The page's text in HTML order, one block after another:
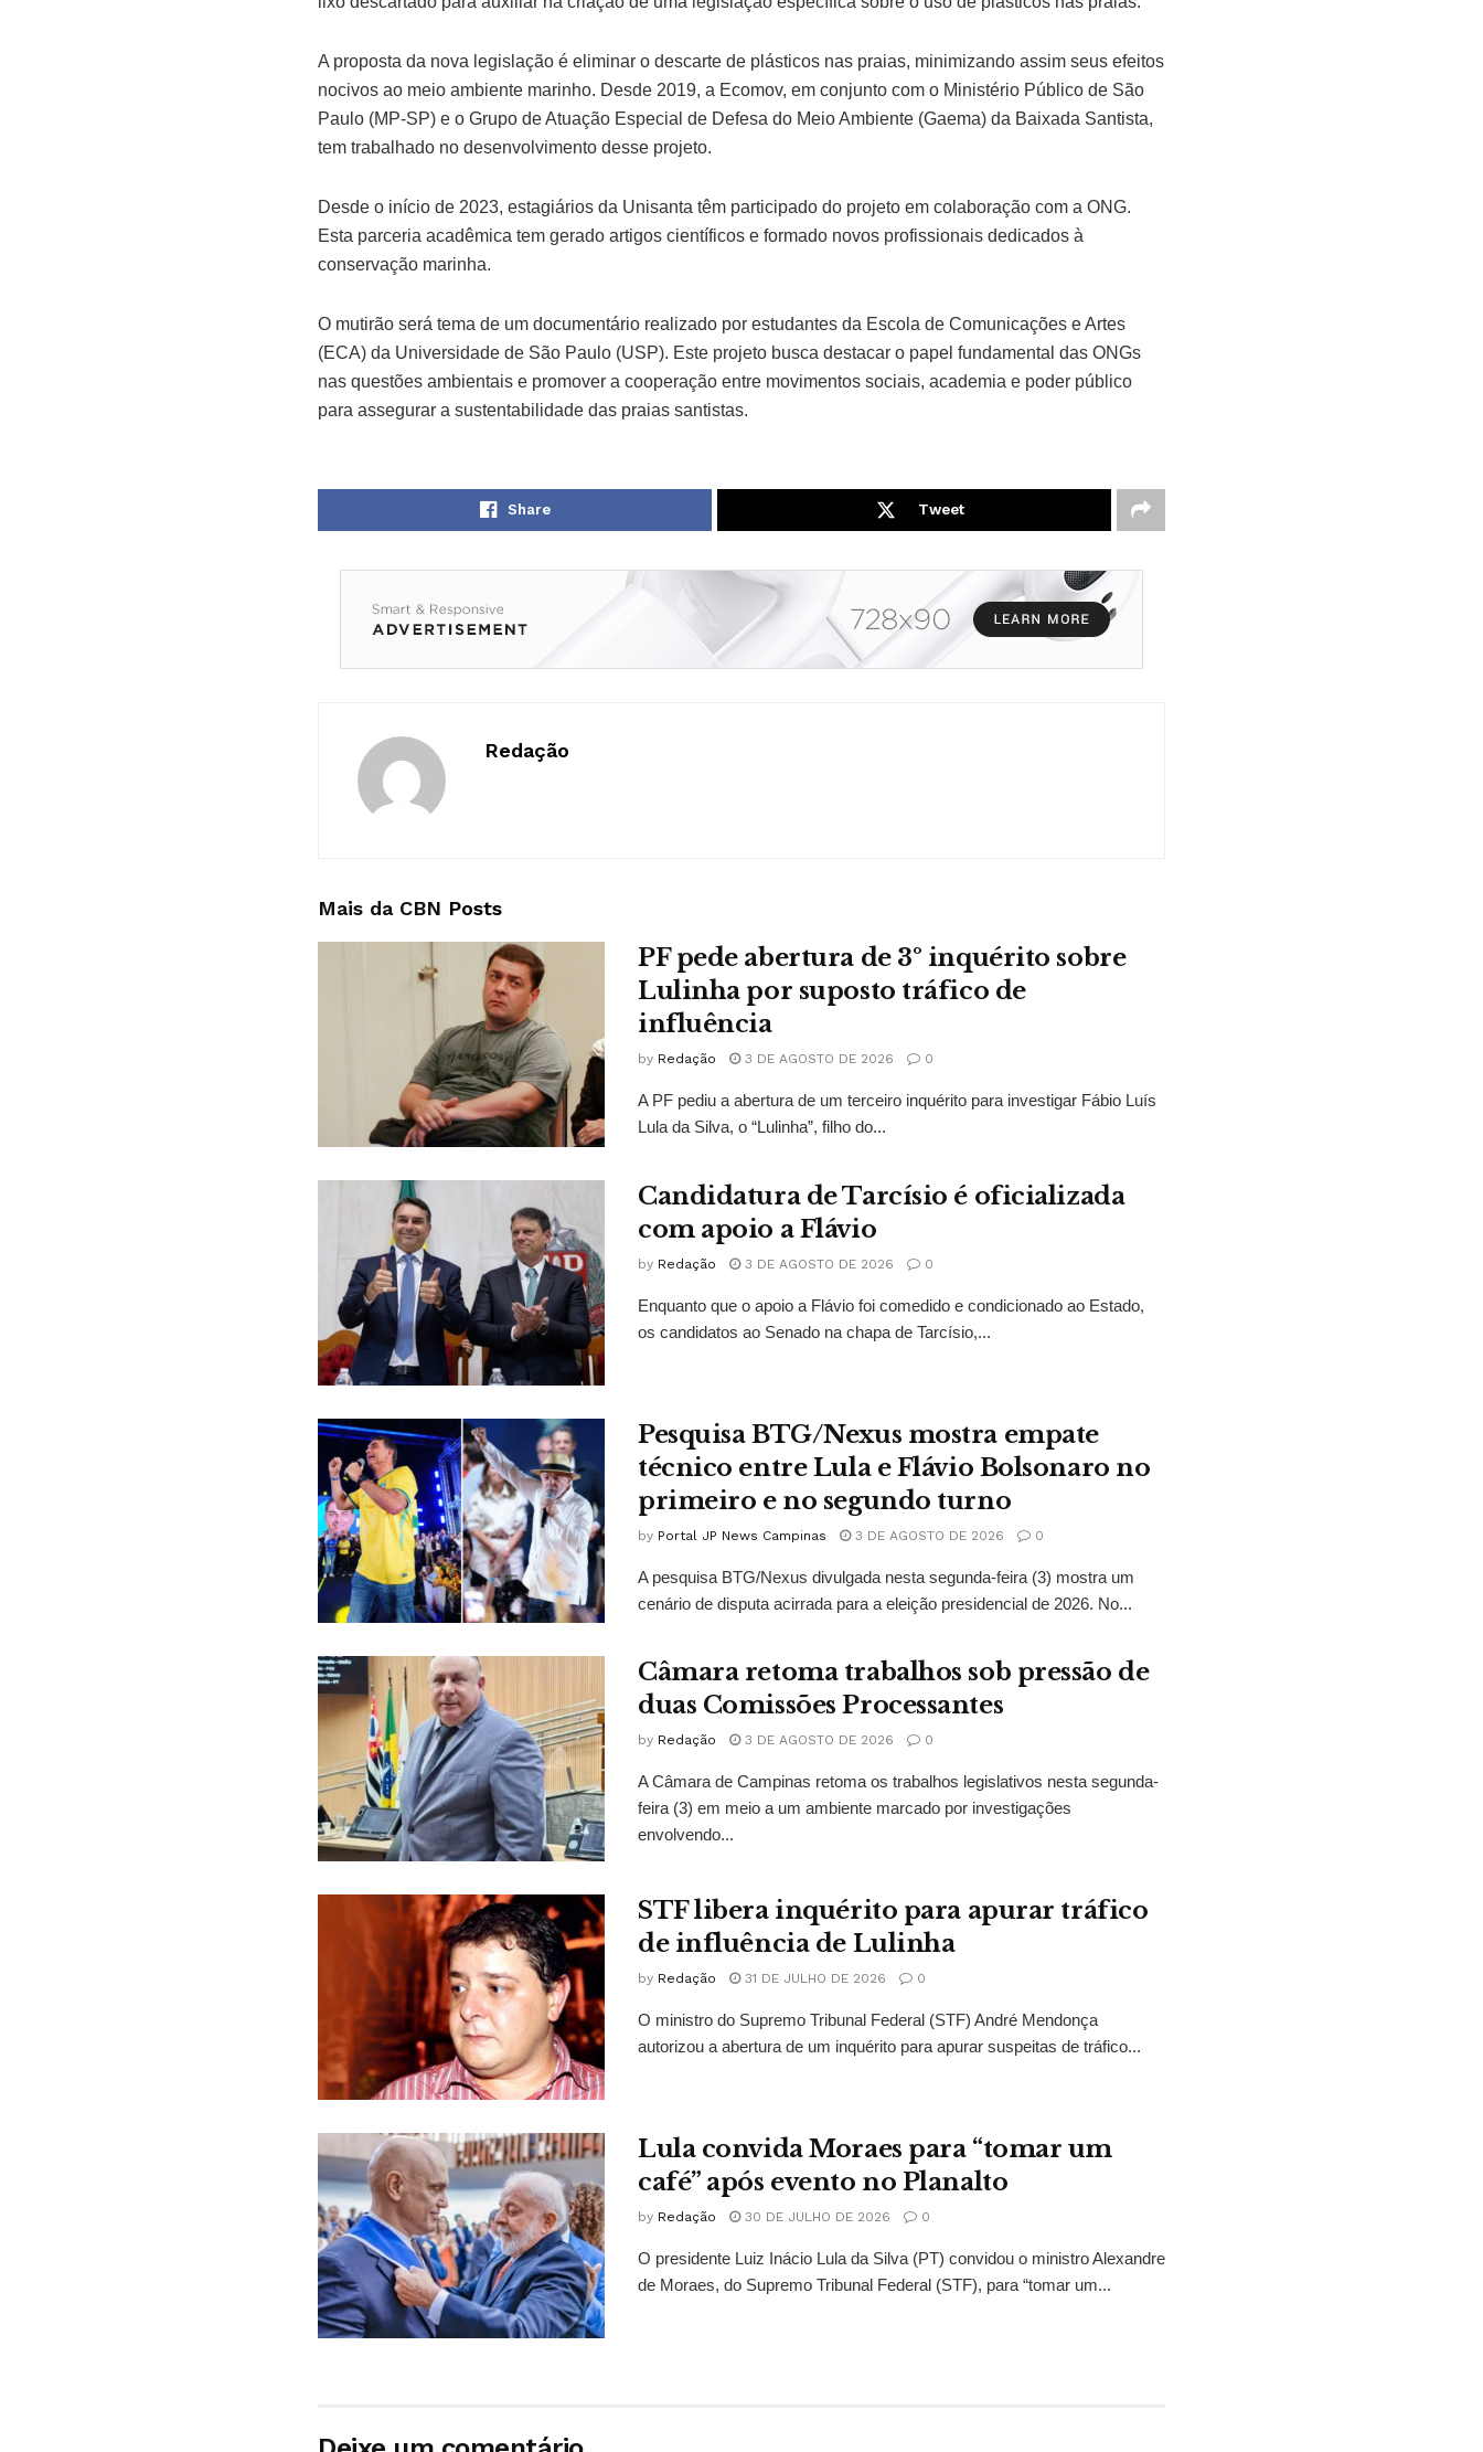
A proposta da nova legislação é eliminar o descarte de plásticos nas praias, minimizando assim seus efeitos
nocivos ao meio ambiente marinho. Desde 2019, a Ecomov, em conjunto com o Ministério Público de São
Paulo (MP-SP) e o Grupo de Atuação Especial de Defesa do Meio Ambiente (Gaema) da Baixada Santista,
tem trabalhado no desenvolvimento desse projeto.
Desde o início de 2023, estagiários da Unisanta têm participado do projeto em colaboração com a ONG.
Esta parceria acadêmica tem gerado artigos científicos e formado novos profissionais dedicados à
conservação marinha.
O mutirão será tema de um documentário realizado por estudantes da Escola de Comunicações e Artes
(ECA) da Universidade de São Paulo (USP). Este projeto busca destacar o papel fundamental das ONGs
nas questões ambientais e promover a cooperação entre movimentos sociais, academia e poder público
para assegurar a sustentabilidade das praias santistas.
Share Tweet
Redação
Mais da CBN Posts
PF pede abertura de 3º inquérito sobre
Lulinha por suposto tráfico de
influência
by Redação 3 DE AGOSTO DE 2026 0
A PF pediu a abertura de um terceiro inquérito para investigar Fábio Luís
Lula da Silva, o “Lulinha”, filho do...
Candidatura de Tarcísio é oficializada
com apoio a Flávio
by Redação 3 DE AGOSTO DE 2026 0
Enquanto que o apoio a Flávio foi comedido e condicionado ao Estado,
os candidatos ao Senado na chapa de Tarcísio,...
Pesquisa BTG/Nexus mostra empate
técnico entre Lula e Flávio Bolsonaro no
primeiro e no segundo turno
by Portal JP News Campinas 3 DE AGOSTO DE 2026 0
A pesquisa BTG/Nexus divulgada nesta segunda-feira (3) mostra um
cenário de disputa acirrada para a eleição presidencial de 2026. No...
Câmara retoma trabalhos sob pressão de
duas Comissões Processantes
by Redação 3 DE AGOSTO DE 2026 0
A Câmara de Campinas retoma os trabalhos legislativos nesta segunda-
feira (3) em meio a um ambiente marcado por investigações
envolvendo...
STF libera inquérito para apurar tráfico
de influência de Lulinha
by Redação 31 DE JULHO DE 2026 0
O ministro do Supremo Tribunal Federal (STF) André Mendonça
autorizou a abertura de um inquérito para apurar suspeitas de tráfico...
Lula convida Moraes para “tomar um
café” após evento no Planalto
by Redação 30 DE JULHO DE 2026 0
O presidente Luiz Inácio Lula da Silva (PT) convidou o ministro Alexandre
de Moraes, do Supremo Tribunal Federal (STF), para “tomar um...